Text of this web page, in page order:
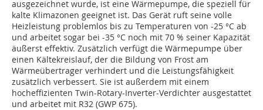
ausgezeichnet wurde, ist eine Wärmepumpe, die speziell für
kalte Klimazonen geeignet ist. Das Gerät ruft seine volle
Heizleistung problemlos bis zu Temperaturen von -25 °C ab
und arbeitet sogar bei -35 °C noch mit 70 % seiner Kapazität
äußerst effektiv. Zusätzlich verfügt die Wärmepumpe über
einen Kältekreislauf, der die Bildung von Frost am
Wärmeübertrager verhindert und die Leistungsfähigkeit
zusätzlich verbessert. Sie ist außerdem mit einem
hocheffizienten Twin-Rotary-Inverter-Verdichter ausgestattet
und arbeitet mit R32 (GWP 675).